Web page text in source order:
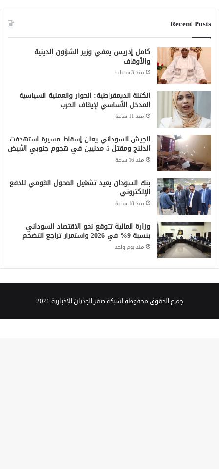
Recent Posts
كامل إدريس يعفي وزير الشؤون الدينية
والأوقاف
منذ 3 ساعات
الكتلة الديمقراطية: الحوار والعملية السياسية
المدخل الأساسي لإيقاف الحرب
منذ 11 ساعة
الجيش السوداني يعلن إسقاط مسيرة استهدفت
الدلنج ومقتل 5 مدنيين في هجوم جنوبي الأبيض
منذ 16 ساعة
بنك السودان يعيد تشغيل المحول القومي للدفع
الإلكتروني
منذ 18 ساعة
وزارة المالية تتوقع نمو الاقتصاد السوداني
بنسبة 9% في 2026 واستمرار تراجع التضخم
منذ يوم واحد
جميع الحقوق محفوظة لشبكة صقر الجديان الإخبارية 2021